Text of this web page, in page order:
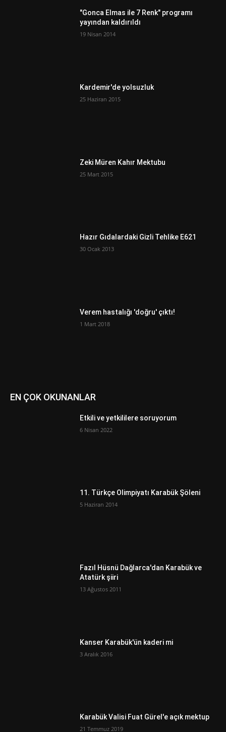
"Gonca Elmas ile 7 Renk" programı
yayından kaldırıldı
19 Nisan 2014
Kardemir'de yolsuzluk
25 Haziran 2015
Zeki Müren Kahır Mektubu
25 Mart 2015
Hazır Gıdalardaki Gizli Tehlike E621
30 Ocak 2013
Verem hastalığı 'doğru' çıktı!
1 Mart 2018
EN ÇOK OKUNANLAR
Etkili ve yetkililere soruyorum
6 Nisan 2022
11. Türkçe Olimpiyatı Karabük Şöleni
5 Haziran 2014
Fazıl Hüsnü Dağlarca'dan Karabük ve
Atatürk şiiri
13 Ağustos 2011
Kanser Karabük'ün kaderi mi
3 Aralık 2016
Karabük Valisi Fuat Gürel'e açık mektup
21 Temmuz 2019